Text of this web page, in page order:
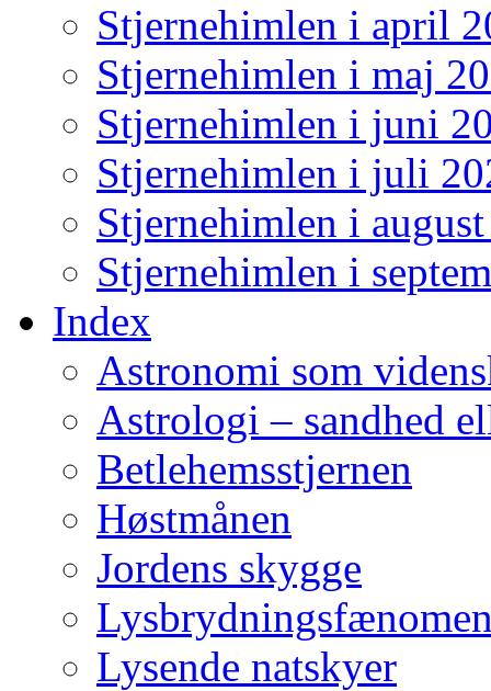
Stjernehimlen i april
Stjernehimlen i maj
Stjernehimlen i juni
Stjernehimlen i juli
Stjernehimlen i
Stjernehimlen i
Index
Astronomi som
Astrologi – sandhed
Betlehemsstjernen
Høstmånen
Jordens skygge
Lysende natskyer